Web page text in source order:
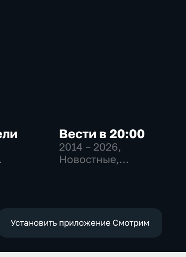
Вести в 20:00
2014 – 2026,
Новостные,
Установить приложение Смотрим